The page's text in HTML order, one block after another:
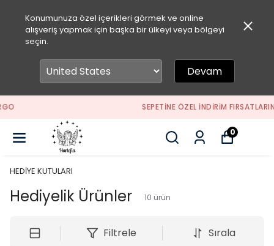
Konumunuza özel içerikleri görmek ve online
alışveriş yapmak için başka bir ülkeyi veya bölgeyi
seçin.
Devam
SEPETİNE ÖZEL İNDİRİM FIRSATLARINI KAÇIRMA
0
HEDİYE KUTULARI
Hediyelik Ürünler 10 ürün
Filtrele Sırala